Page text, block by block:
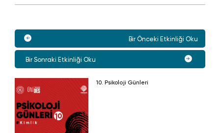
Bir Önceki Etkinliği Oku
Bir Sonraki Etkinliği Oku
10. Psikoloji Günleri